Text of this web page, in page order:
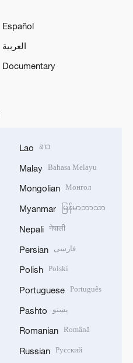
Español
العربية
Documentary
Lao ລາວ
Malay Bahasa Melayu
Mongolian Монгол
Myanmar မြန်မာဘာသာ
Nepali नेपाली
Persian فارسی
Polish Polski
Portuguese Português
Pashto پښتو
Romanian Română
Russian Русский